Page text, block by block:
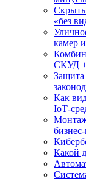
«без
камер
СКУД +
Защита
Как
Какой